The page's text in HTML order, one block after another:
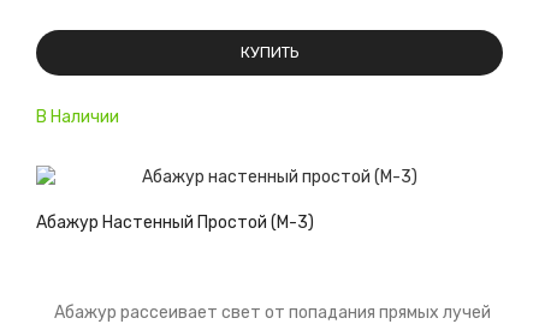
В Наличии
КУПИТЬ
Абажур Настенный Простой (М-3)
Абажур рассеивает свет от попадания прямых лучей